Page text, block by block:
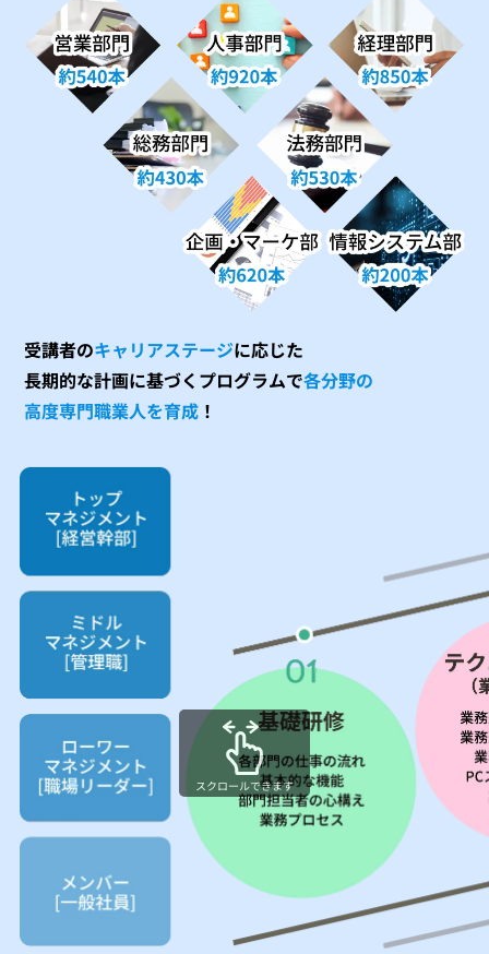
受講者のキャリアステージに応じた
長期的な計画に基づくプログラムで各分野の
高度専門職業人を育成 ！
スクロールできます